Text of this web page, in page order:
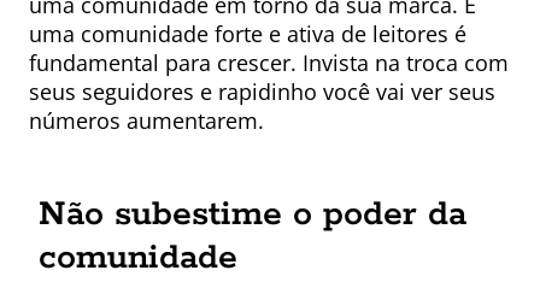
uma comunidade forte e ativa de leitores é
fundamental para crescer. Invista na troca com
seus seguidores e rapidinho você vai ver seus
números aumentarem.
Não subestime o poder da
comunidade